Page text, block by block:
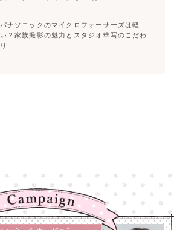
パナソニックのマイクロフォーサーズは軽
い？家族撮影の魅力とスタジオ華写のこだわ
り
高崎店
高崎店